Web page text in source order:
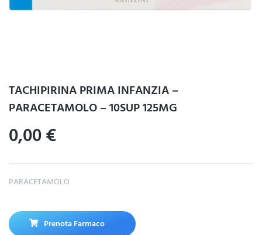
TACHIPIRINA PRIMA INFANZIA –
PARACETAMOLO – 10SUP 125MG
0,00€
PARACETAMOLO
Prenota Farmaco